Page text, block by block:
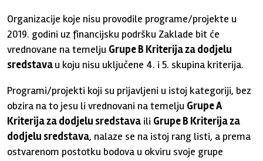
Organizacije koje nisu provodile programe/projekte u
2019. godini uz financijsku podršku Zaklade bit će
vrednovane na temelju Grupe B Kriterija za dodjelu
sredstavau koju nisu uključene 4. i 5. skupina kriterija.
Programi/projekti koji su prijavljeni u istoj kategoriji, bez
obzira na to jesu li vrednovani na temelju Grupe A
Kriterija za dodjelu sredstava ili Grupe B Kriterija za
dodjelu sredstava, nalaze se na istoj rang listi, a prema
ostvarenom postotku bodova u okviru svoje grupe